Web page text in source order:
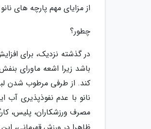
از مزایای مهم پارچه های
چطور؟
در گذشته نزدیک، برای
باشد زیرا اشعه ماورای
کند. از طرفی مرطوب شدن
مصرف ورزشکاران، پلیس،